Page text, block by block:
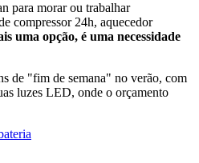
para morar ou trabalhar
compressor 24h, aquecedor
uma opção, é uma necessidade
de "fim de semana" no verão, com
luzes LED, onde o orçamento